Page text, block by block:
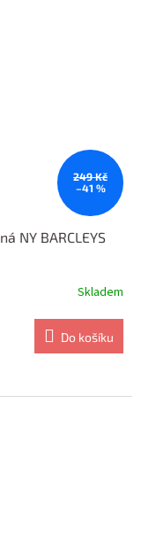
249 Kč
–41 %
NY BARCLEYS
Skladem
Do košíku